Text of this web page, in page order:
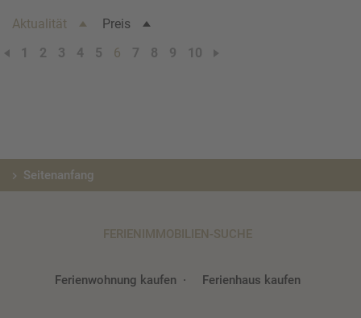
Aktualität
Preis
1
2 3 4 5 6 7 8 9 10
Seitenanfang
FERIENIMMOBILIEN-SUCHE
Ferienwohnung kaufen Ferienhaus kaufen